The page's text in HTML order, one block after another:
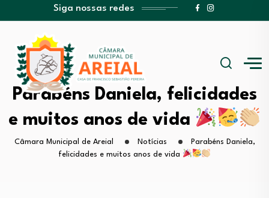
Siga nossas redes
Parabéns Daniela, felicidades
e muitos anos de vida
Câmara Municipal de Areial Notícias
Parabéns Daniela,
felicidades e muitos anos de vida